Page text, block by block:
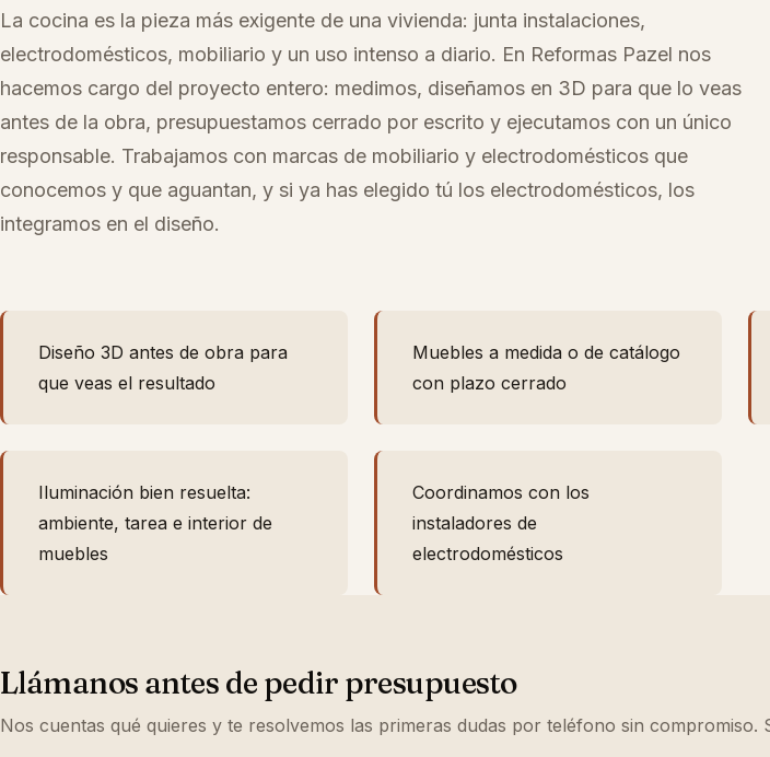
La cocina es la pieza más exigente de una vivienda: junta instalaciones,
electrodomésticos, mobiliario y un uso intenso a diario. En Reformas Pazel nos
hacemos cargo del proyecto entero: medimos, diseñamos en 3D para que lo veas
antes de la obra, presupuestamos cerrado por escrito y ejecutamos con un único
responsable. Trabajamos con marcas de mobiliario y electrodomésticos que
conocemos y que aguantan, y si ya has elegido tú los electrodomésticos, los
integramos en el diseño.
Diseño 3D antes de obra para
que veas el resultado
Muebles a medida o de catálogo
con plazo cerrado
Iluminación bien resuelta:
ambiente, tarea e interior de
muebles
Coordinamos con los
instaladores de
electrodomésticos
Llámanos antes de pedir presupuesto
Nos cuentas qué quieres y te resolvemos las primeras dudas por teléfono sin compromiso.